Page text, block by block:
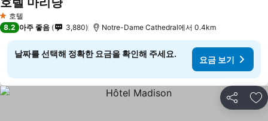
1 성급
호텔
8.2 아주 좋음 3,880 Notre-Dame Cathedral에서 0.4km
날짜를 선택해 정확한 요금을 확인해 주세요.
요금 보기
공유 즐